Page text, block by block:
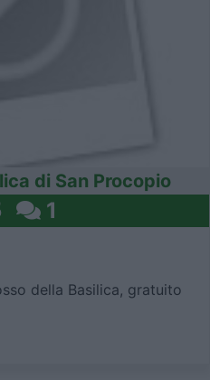
di San Procopio
1
della Basilica, gratuito